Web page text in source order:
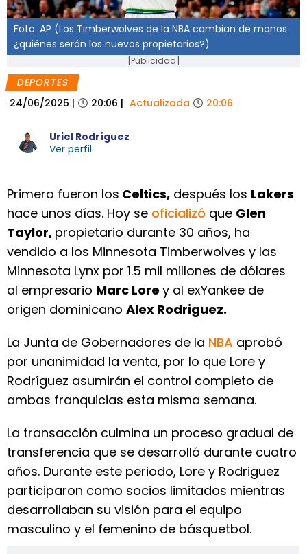
Foto: AP (Los Timberwolves de la NBA cambian de manos
¿quiénes serán los nuevos propietarios?)
[Publicidad]
DEPORTES
24/06/2025 | 20:06 | Actualizada 20:06
Uriel Rodríguez
Ver perfil
Primero fueron los Celtics, después los Lakers
hace unos días. Hoy se oficializó que Glen
Taylor, propietario durante 30 años, ha
vendido a los Minnesota Timberwolves y las
Minnesota Lynx por 1.5 mil millones de dólares
al empresario Marc Lore y al exYankee de
origen dominicano Alex Rodriguez.
La Junta de Gobernadores de la NBA aprobó
por unanimidad la venta, por lo que Lore y
Rodríguez asumirán el control completo de
ambas franquicias esta misma semana.
La transacción culmina un proceso gradual de
transferencia que se desarrolló durante cuatro
años. Durante este periodo, Lore y Rodriguez
participaron como socios limitados mientras
desarrollaban su visión para el equipo
masculino y el femenino de básquetbol.